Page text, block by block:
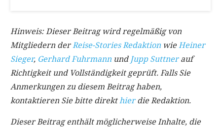
Hinweis: Dieser Beitrag wird regelmäßig von
Mitgliedern derReise-Stories Redaktion wieHeiner
Sieger, Gerhard Fuhrmann und Jupp Suttnerauf
Richtigkeit und Vollständigkeit geprüft. Falls Sie
Anmerkungen zu diesem Beitrag haben,
kontaktieren Sie bitte direkthierdie Redaktion.
Dieser Beitrag enthält möglicherweise Inhalte, die